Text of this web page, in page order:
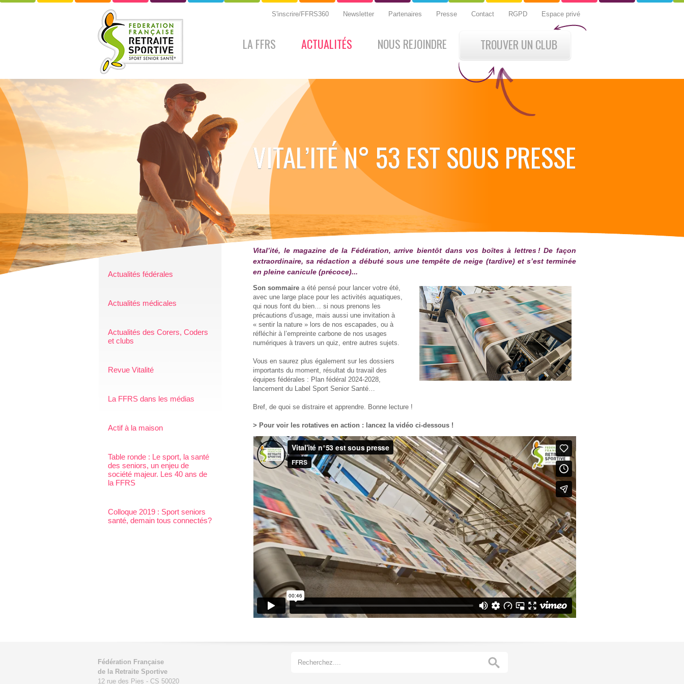
S'inscrire/FFRS360 Newsletter Partenaires Presse Contact RGPD Espace privé
LA FFRS ACTUALITÉS NOUS REJOINDRE TROUVER UN CLUB
Actualités fédérales
Actualités médicales
Actualités des Corers, Coders
et clubs
Revue Vitalité
La FFRS dans les médias
Actif à la maison
Table ronde : Le sport, la santé
des seniors, un enjeu de
société majeur. Les 40 ans de
la FFRS
Colloque 2019 : Sport seniors
santé, demain tous connectés?
VITAL’ITÉ N° 53 EST SOUS PRESSE
Vital’ité, le magazine de la Fédération, arrive bientôt dans vos boîtes à lettres ! De façon
extraordinaire, sa rédaction a débuté sous une tempête de neige (tardive) et s’est terminée
en pleine canicule (précoce)...
Son sommaire a été pensé pour lancer votre été,
avec une large place pour les activités aquatiques,
qui nous font du bien… si nous prenons les
précautions d’usage, mais aussi une invitation à
« sentir la nature » lors de nos escapades, ou à
réfléchir à l’empreinte carbone de nos usages
numériques à travers un quiz, entre autres sujets.
Vous en saurez plus également sur les dossiers
importants du moment, résultat du travail des
équipes fédérales : Plan fédéral 2024-2028,
lancement du Label Sport Senior Santé…
Bref, de quoi se distraire et apprendre. Bonne lecture !
> Pour voir les rotatives en action : lancez la vidéo ci-dessous !
Fédération Française
de la Retraite Sportive
12 rue des Pies - CS 50020